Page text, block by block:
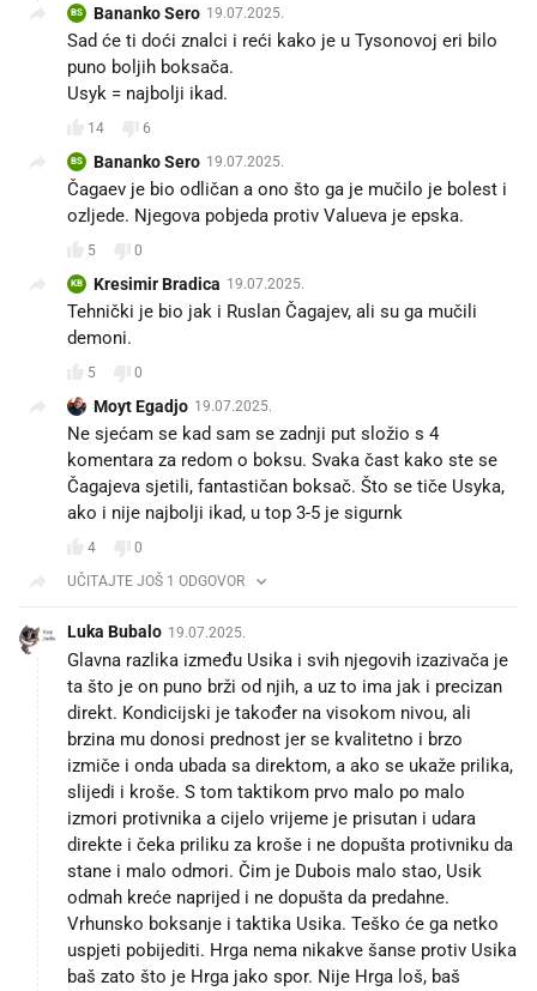
BS Bananko Sero 19.07.2025.
Sad će ti doći znalci i reći kako je u Tysonovoj eri bilo
puno boljih boksača.
Usyk = najbolji ikad.
14 6
BS Bananko Sero 19.07.2025.
Čagaev je bio odličan a ono što ga je mučilo je bolest i
ozljede. Njegova pobjeda protiv Valueva je epska.
5 0
KB Kresimir Bradica 19.07.2025.
Tehnički je bio jak i Ruslan Čagajev, ali su ga mučili
demoni.
5 0
Moyt Egadjo 19.07.2025.
Ne sjećam se kad sam se zadnji put složio s 4
komentara za redom o boksu. Svaka čast kako ste se
Čagajeva sjetili, fantastičan boksač. Što se tiče Usyka,
ako i nije najbolji ikad, u top 3-5 je sigurnk
4
0
UČITAJTE JOŠ 1 ODGOVOR
Luka Bubalo 19.07.2025.
Glavna razlika između Usika i svih njegovih izazivača je
ta što je on puno brži od njih, a uz to ima jak i precizan
direkt. Kondicijski je također na visokom nivou, ali
brzina mu donosi prednost jer se kvalitetno i brzo
izmiče i onda ubada sa direktom, a ako se ukaže prilika,
slijedi i kroše. S tom taktikom prvo malo po malo
izmori protivnika a cijelo vrijeme je prisutan i udara
direkte i čeka priliku za kroše i ne dopušta protivniku da
stane i malo odmori. Čim je Dubois malo stao, Usik
odmah kreće naprijed i ne dopušta da predahne.
Vrhunsko boksanje i taktika Usika. Teško će ga netko
uspjeti pobijediti. Hrga nema nikakve šanse protiv Usika
baš zato što je Hrga jako spor. Nije Hrga loš, baš